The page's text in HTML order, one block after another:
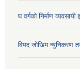
घ वर्गको निर्माण
विपद जोखिम न्युनिकरण